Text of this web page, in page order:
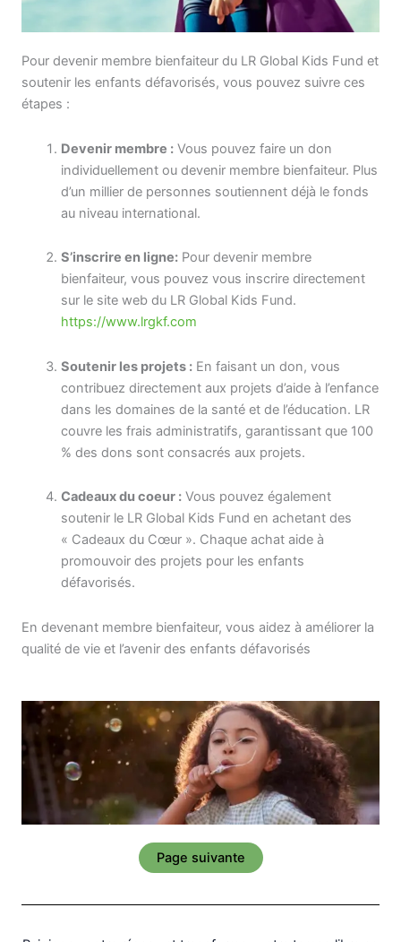
Pour devenir membre bienfaiteur du LR Global Kids Fund et
soutenir les enfants défavorisés, vous pouvez suivre ces
étapes :
Devenir membre :Vous pouvez faire un don
individuellement ou devenir membre bienfaiteur. Plus
d’un millier de personnes soutiennent déjà le fonds
au niveau international.
S’inscrire en ligne:Pour devenir membre
bienfaiteur, vous pouvez vous inscrire directement
sur le site web du LR Global Kids Fund.
https://www.lrgkf.com
Soutenir les projets :En faisant un don, vous
contribuez directement aux projets d’aide à l’enfance
dans les domaines de la santé et de l’éducation. LR
couvre les frais administratifs, garantissant que 100
% des dons sont consacrés aux projets.
Cadeaux du coeur :Vous pouvez également
soutenir le LR Global Kids Fund en achetant des
« Cadeaux du Cœur ». Chaque achat aide à
promouvoir des projets pour les enfants
défavorisés.
En devenant membre bienfaiteur, vous aidez à améliorer la
qualité de vie et l’avenir des enfants défavorisés
Page suivante